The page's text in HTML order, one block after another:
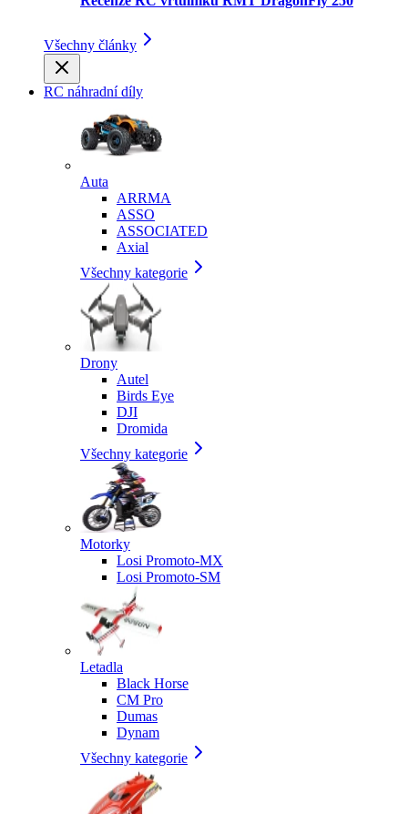
Všechny články
RC náhradní díly
Auta
ARRMA
ASSO
ASSOCIATED
Axial
Všechny kategorie
Drony
Autel
Birds Eye
DJI
Dromida
Všechny kategorie
Motorky
Losi Promoto-MX
Losi Promoto-SM
Letadla
Black Horse
CM Pro
Dumas
Dynam
Všechny kategorie